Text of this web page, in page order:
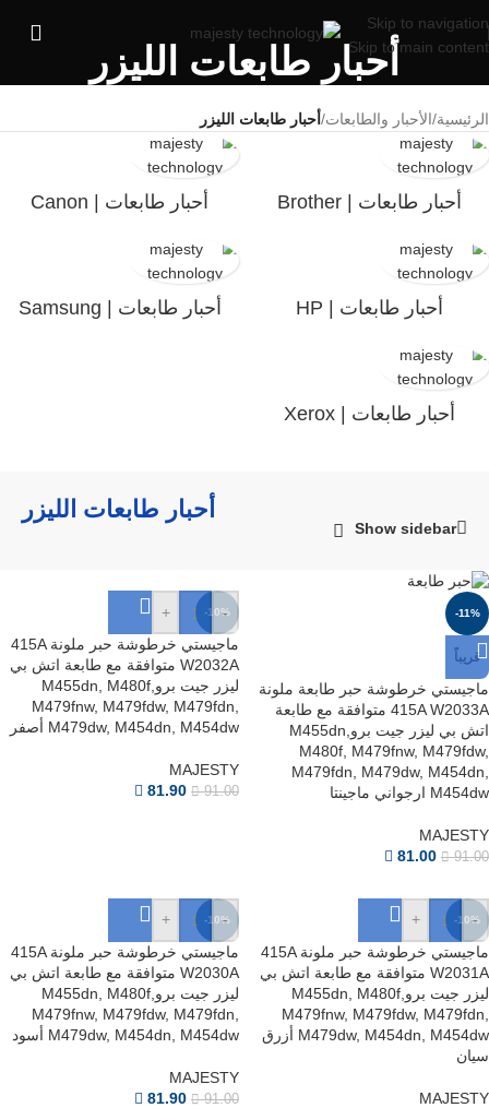
Skip to navigation
Skip to main contentأحبار طابعات الليزر
الرئيسية/الأحبار والطابعات/ أحبار طابعات الليزر
أحبار طابعات | Brother أحبار طابعات | Canon
أحبار طابعات | HP أحبار طابعات | Samsung
أحبار طابعات | Xerox
أحبار طابعات الليزر
Show sidebar
-11%
قريباً
ماجيستي خرطوشة حبر طابعة ملونة
415A W2033A متوافقة مع طابعة
اتش بي ليزر جيت بروM455dn,
M480f, M479fnw, M479fdw,
M479fdn, M479dw, M454dn,
M454dw ارجواني ماجينتا
MAJESTY
91.00
81.00
-10%
-
+
ماجيستي خرطوشة حبر ملونة 415A
W2032A متوافقة مع طابعة اتش بي
ليزر جيت بروM455dn, M480f,
M479fnw, M479fdw, M479fdn,
M479dw, M454dn, M454dw أصفر
MAJESTY
91.00
81.90
-10%
-
+
ماجيستي خرطوشة حبر ملونة 415A
W2031A متوافقة مع طابعة اتش بي
ليزر جيت بروM455dn, M480f,
M479fnw, M479fdw, M479fdn,
M479dw, M454dn, M454dw أزرق
سيان
MAJESTY
-10%
-
+
ماجيستي خرطوشة حبر ملونة 415A
W2030A متوافقة مع طابعة اتش بي
ليزر جيت بروM455dn, M480f,
M479fnw, M479fdw, M479fdn,
M479dw, M454dn, M454dw أسود
MAJESTY
91.00
81.90